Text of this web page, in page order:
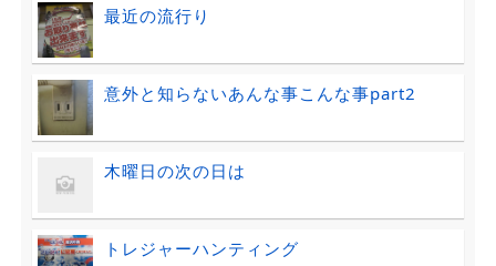
最近の流行り
意外と知らないあんな事こんな事part2
木曜日の次の日は
トレジャーハンティング